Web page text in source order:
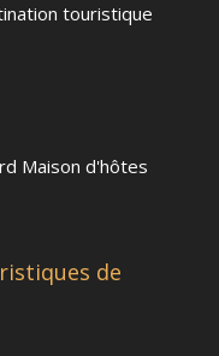
touristique
Maison d'hôtes
de